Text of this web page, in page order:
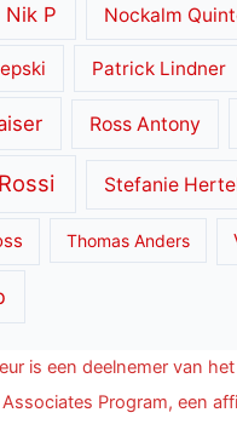
Nik P Nockalm
Patrick Lindner
Ross Antony
Stefanie
Thomas Anders
is een deelnemer van
Program, een